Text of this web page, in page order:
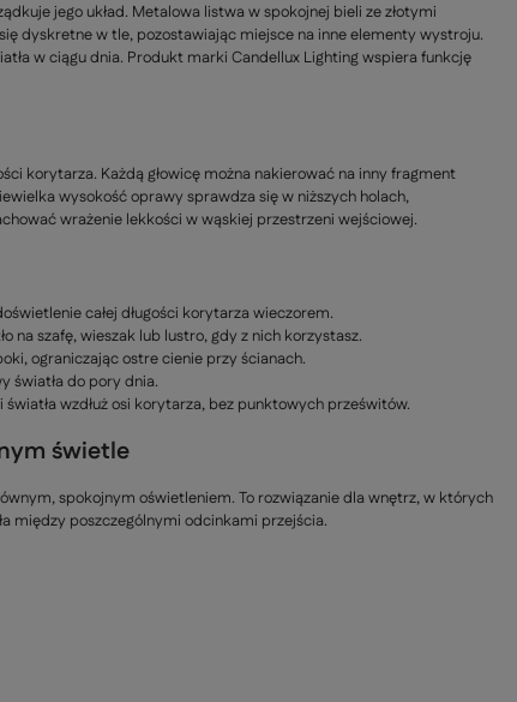
jego układ. Metalowa listwa w spokojnej bieli ze złotymi
dyskretne w tle, pozostawiając miejsce na inne elementy wystroju.
w ciągu dnia. Produkt marki Candellux Lighting wspiera funkcję
korytarza. Każdą głowicę można nakierować na inny fragment
wysokość oprawy sprawdza się w niższych holach,
wrażenie lekkości w wąskiej przestrzeni wejściowej.
całej długości korytarza wieczorem.
na szafę, wieszak lub lustro, gdy z nich korzystasz.
ograniczając ostre cienie przy ścianach.
światła do pory dnia.
wzdłuż osi korytarza, bez punktowych prześwitów.
świetle
spokojnym oświetleniem. To rozwiązanie dla wnętrz, w których
między poszczególnymi odcinkami przejścia.